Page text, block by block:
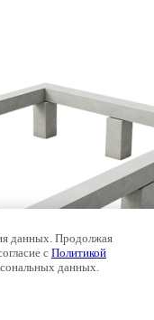
данных. Продолжая
с Политикой
данных.